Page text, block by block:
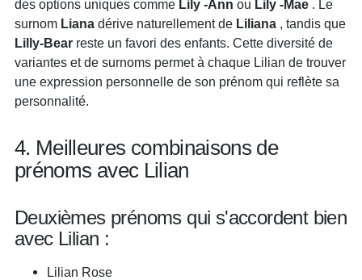
des options uniques comme Lily -Ann ou Lily -Mae . Le
surnom Liana dérive naturellement de Liliana , tandis que
Lilly-Bear reste un favori des enfants. Cette diversité de
variantes et de surnoms permet à chaque Lilian de trouver
une expression personnelle de son prénom qui reflète sa
personnalité.
4. Meilleures combinaisons de
prénoms avec Lilian
Deuxièmes prénoms qui s'accordent bien
avec Lilian :
Lilian Rose